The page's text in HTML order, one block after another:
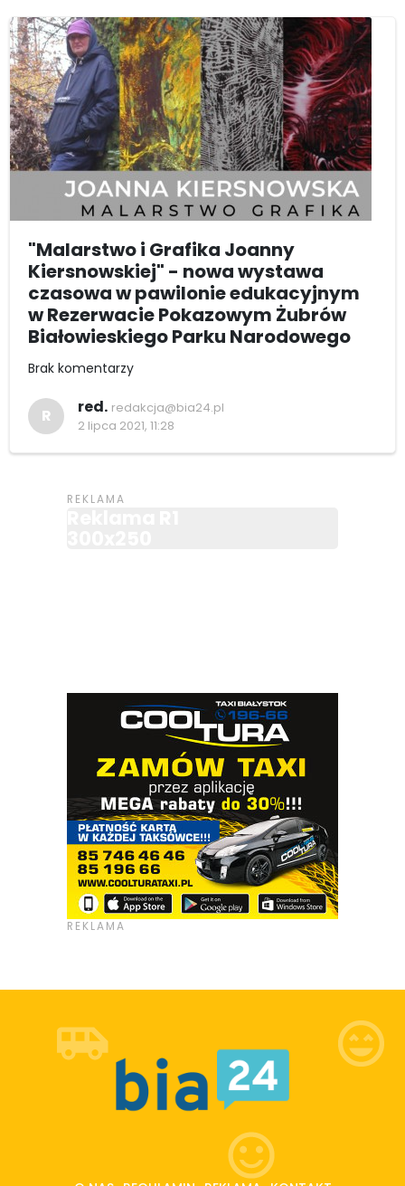
"Malarstwo i Grafika Joanny
Kiersnowskiej" - nowa wystawa
czasowa w pawilonie edukacyjnym
w Rezerwacie Pokazowym Żubrów
Białowieskiego Parku Narodowego
Brak komentarzy
R red. redakcja@bia24.pl
2 lipca 2021, 11:28